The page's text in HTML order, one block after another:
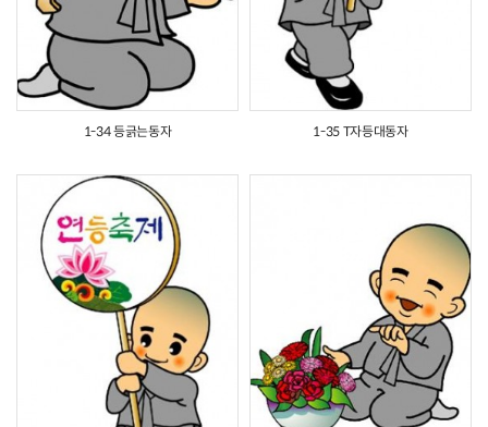
안자료실
1-34 등긁는동자 1-35 T자등대동자